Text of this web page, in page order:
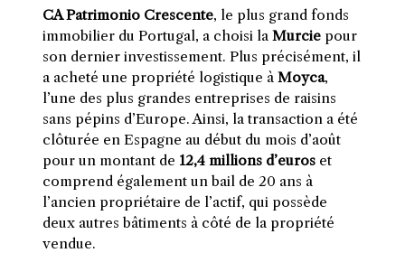
CA Patrimonio Crescente, le plus grand fonds
immobilier du Portugal, a choisi la Murciepour
son dernier investissement. Plus précisément, il
a acheté une propriété logistique à Moyca,
l’une des plus grandes entreprises de raisins
sans pépins d’Europe. Ainsi, la transaction a été
clôturée en Espagne au début du mois d’août
pour un montant de 12,4 millions d’euroset
comprend également un bail de 20 ans à
l’ancien propriétaire de l’actif, qui possède
deux autres bâtiments à côté de la propriété
vendue.